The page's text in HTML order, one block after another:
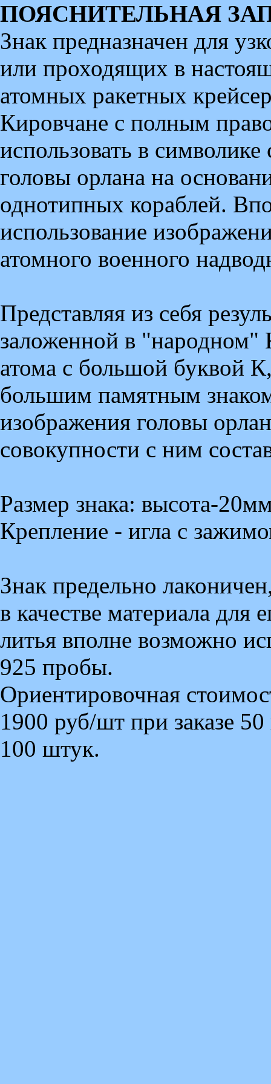
ПОЯСНИТЕЛЬНАЯ
Знак предназначен для
или проходящих в
атомных ракетных
Кировчане с полным
использовать в
головы орлана на
однотипных кораблей.
использование
атомного военного
Представляя из себя
заложенной в "народном"
атома с большой буквой
большим памятным
изображения головы
совокупности с ним
Размер знака: высота-
Крепление - игла с
Знак предельно
в качестве материала для
литья вполне возможно
925 пробы.
Ориентировочная
1900 руб/шт при заказе
100 штук.